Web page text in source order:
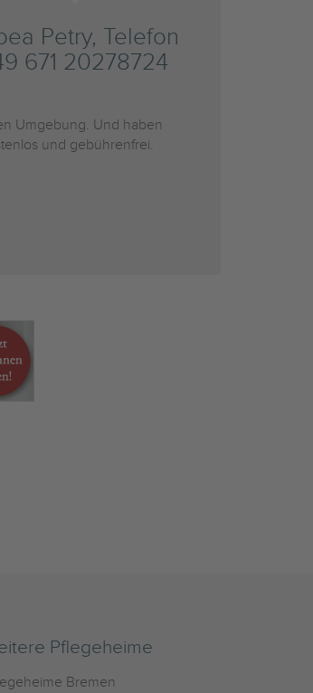
Petry, Telefon
671 20278724
Umgebung. Und haben
und gebührenfrei.
Pflegeheime
Bremen